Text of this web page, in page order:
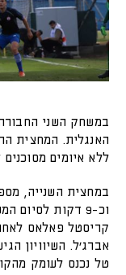
במשחק השני
האנגלית. המחצית
ללא איומים
במחצית השנייה,
קריסטל פאלאס
טל נכנס לעומק